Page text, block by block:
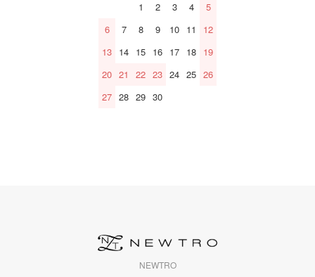
1
2 3 4
5
6
7 8 9 10 11
12
13 14 15 16 17 18 19
20 21 22 23 24 25 26
27 28 29 30
NEWTRO